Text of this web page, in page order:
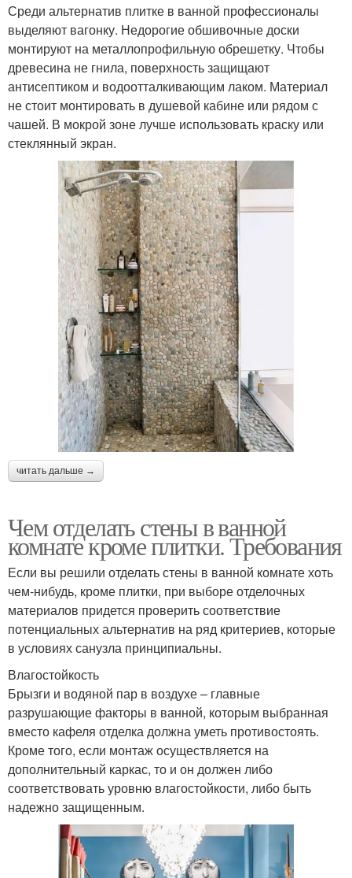
Среди альтернатив плитке в ванной профессионалы
выделяют вагонку. Недорогие обшивочные доски
монтируют на металлопрофильную обрешетку. Чтобы
древесина не гнила, поверхность защищают
антисептиком и водоотталкивающим лаком. Материал
не стоит монтировать в душевой кабине или рядом с
чашей. В мокрой зоне лучше использовать краску или
стеклянный экран.
читать дальше →
Чем отделать стены в ванной
комнате кроме плитки. Требования
Если вы решили отделать стены в ванной комнате хоть
чем-нибудь, кроме плитки, при выборе отделочных
материалов придется проверить соответствие
потенциальных альтернатив на ряд критериев, которые
в условиях санузла принципиальны.
Влагостойкость
Брызги и водяной пар в воздухе – главные
разрушающие факторы в ванной, которым выбранная
вместо кафеля отделка должна уметь противостоять.
Кроме того, если монтаж осуществляется на
дополнительный каркас, то и он должен либо
соответствовать уровню влагостойкости, либо быть
надежно защищенным.